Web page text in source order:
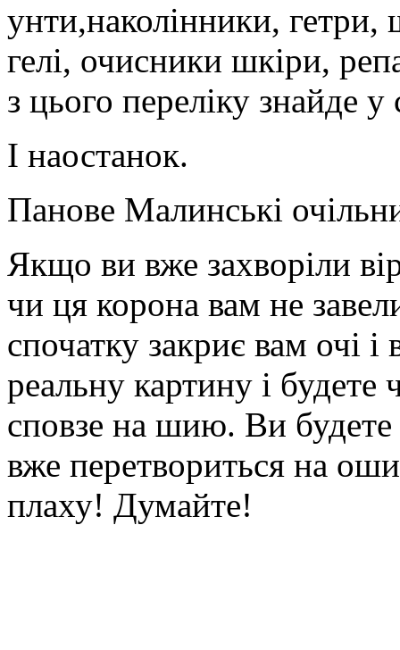
унти,наколінники, гетри,
гелі, очисники шкіри,
з цього переліку знайде
І наостанок.
Панове Малинські
Якщо ви вже захворіли
чи ця корона вам не
спочатку закриє вам очі
реальну картину і будете
сповзе на шию. Ви будете
вже перетвориться на
плаху! Думайте!